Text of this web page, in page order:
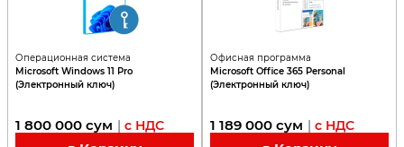
Операционная система
Microsoft Windows 11 Pro
(Электронный ключ)
1 800 000 сум | с НДС
Офисная программа
Microsoft Office 365 Personal
(Электронный ключ)
1 189 000 сум | с НДС